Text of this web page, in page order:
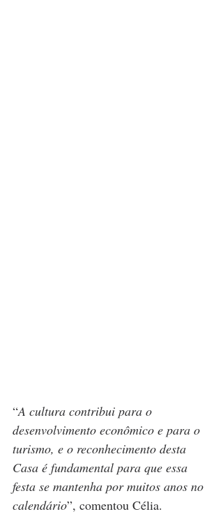
“A cultura contribui para o
desenvolvimento econômico e para o
turismo, e o reconhecimento desta
Casa é fundamental para que essa
festa se mantenha por muitos anos no
calendário”, comentou Célia.